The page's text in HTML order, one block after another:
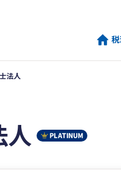
法人
人